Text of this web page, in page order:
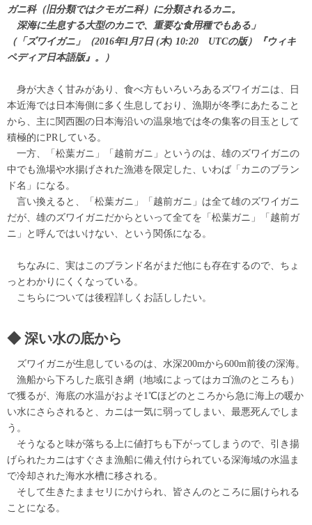
ガニ科（旧分類ではクモガニ科）に分類されるカニ。
深海に生息する大型のカニで、重要な食用種でもある」
（「ズワイガニ」（2016年1月7日 (木) 10:20 UTCの版）『ウィキ
ペディア日本語版』。）
身が大きく甘みがあり、食べ方もいろいろあるズワイガニは、日
本近海では日本海側に多く生息しており、漁期が冬季にあたること
から、主に関西圏の日本海沿いの温泉地では冬の集客の目玉として
積極的にPRしている。
一方、「松葉ガニ」「越前ガニ」というのは、雄のズワイガニの
中でも漁場や水揚げされた漁港を限定した、いわば「カニのブラン
ド名」になる。
言い換えると、「松葉ガニ」「越前ガニ」は全て雄のズワイガニ
だが、雄のズワイガニだからといって全てを「松葉ガニ」「越前ガ
ニ」と呼んではいけない、という関係になる。
ちなみに、実はこのブランド名がまだ他にも存在するので、ちょ
っとわかりにくくなっている。
こちらについては後程詳しくお話ししたい。
深い水の底から
ズワイガニが生息しているのは、水深200mから600m前後の深海。
漁船から下ろした底引き網（地域によってはカゴ漁のところも）
で獲るが、海底の水温がおよそ1℃ほどのところから急に海上の暖か
い水にさらされると、カニは一気に弱ってしまい、最悪死んでしま
う。
そうなると味が落ちる上に値打ちも下がってしまうので、引き揚
げられたカニはすぐさま漁船に備え付けられている深海域の水温ま
で冷却された海水水槽に移される。
そして生きたままセリにかけられ、皆さんのところに届けられる
ことになる。